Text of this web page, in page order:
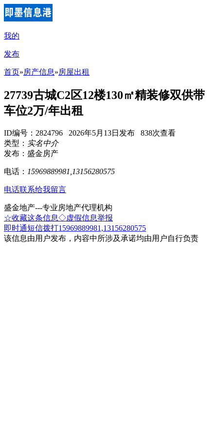
我的
发布
首页»房产信息»房屋出租
27739古城C2区12楼130㎡精装修双供带
车位2万/年出租
ID编号：2824796 2026年5月13日发布 838次查看
类型： 实名中介
发布：盛金房产
电话： 15969889981,13156280575
电话联系给我留言
盛金地产---专业房地产代理机构
☆收藏这条信息◇虚假信息举报
即时通短信拨打15969889981,13156280575
该信息由用户发布，内容中所涉及承诺均由用户自行负责